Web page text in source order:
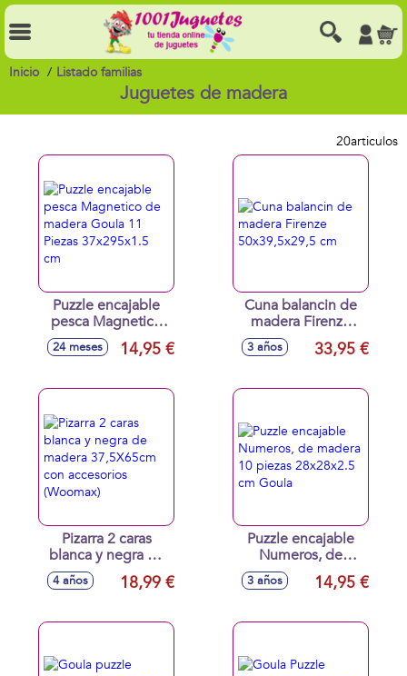
Inicio Listado familias
Juguetes de madera
20articulos
Puzzle encajable
pesca Magnetico
de madera Goula
11 Piezas
24 meses 14,95 €
Cuna balancin de
madera Firenze
50x39,5x29,5 cm
3 años 33,95 €
Pizarra 2 caras
blanca y negra de
madera 37,5X65cm
con accesorios
4 años 18,99 €
Puzzle encajable
Numeros, de
madera 10 piezas
28x28x2.5 cm
3 años 14,95 €